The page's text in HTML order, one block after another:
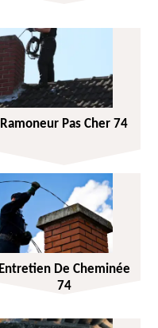
Ramoneur Pas Cher 74
Entretien De Cheminée
74